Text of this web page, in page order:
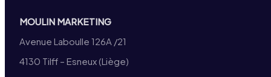
MOULIN MARKETING
Avenue Laboulle 126A /21
4130 Tilff – Esneux (Liège)